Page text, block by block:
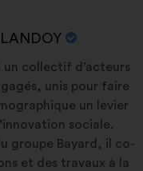
un collectif d’acteurs
unis pour faire
un levier
sociale.
groupe Bayard, il co-
et des travaux à la